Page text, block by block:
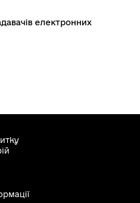
електронних